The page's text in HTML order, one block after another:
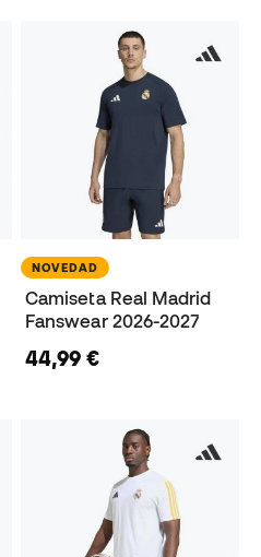
NOVEDAD
Camiseta Real Madrid
Fanswear 2026-2027
44,99 €